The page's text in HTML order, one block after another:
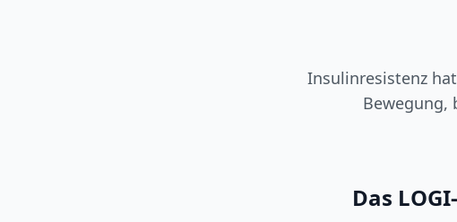
Insulinresistenz
Bewegung,
Das